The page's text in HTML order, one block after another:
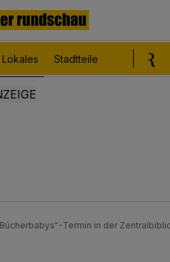
Lokales Stadtteile
Termin in der